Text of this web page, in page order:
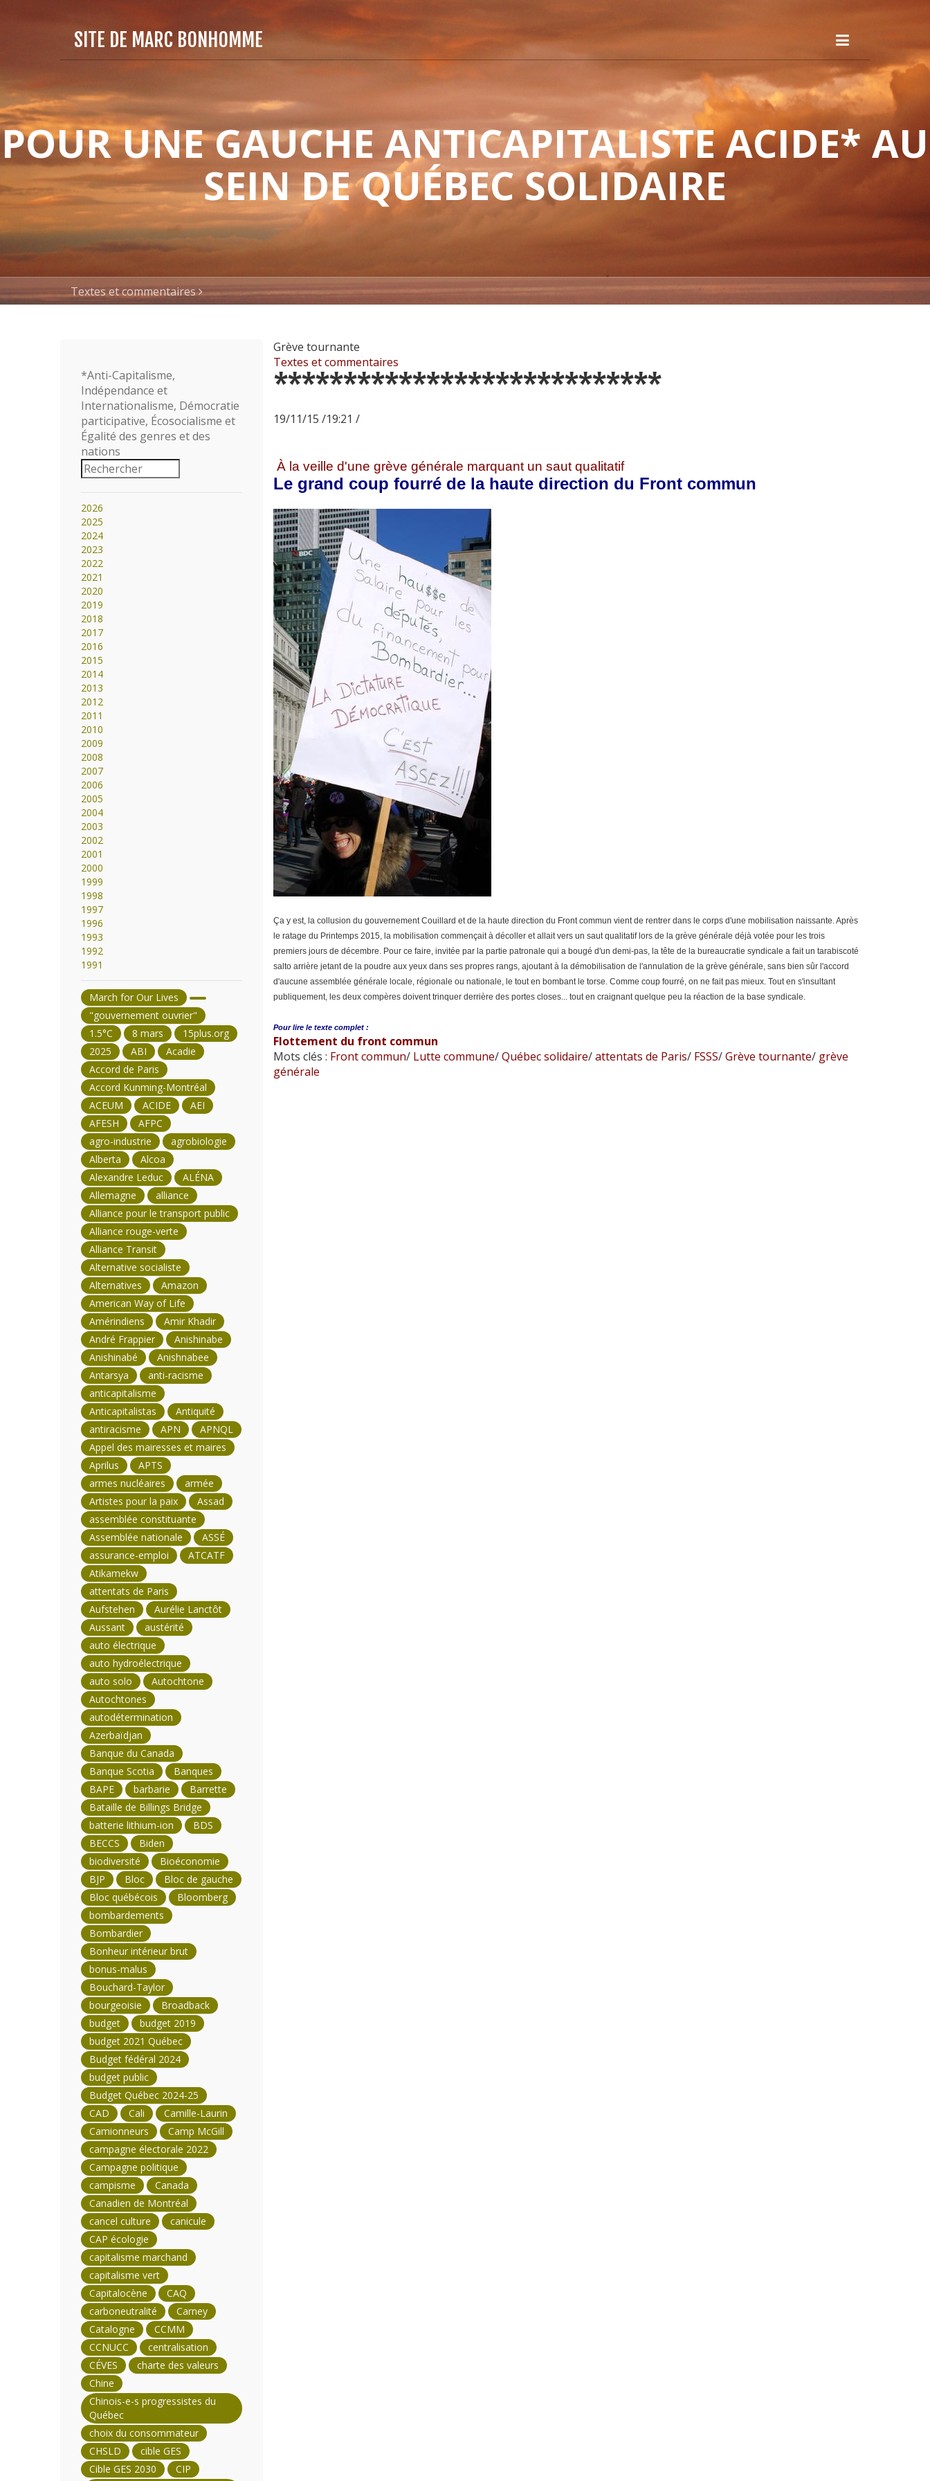
SITE DE MARC BONHOMME
POUR UNE GAUCHE ANTICAPITALISTE ACIDE* AU
SEIN DE QUÉBEC SOLIDAIRE
Textes et commentaires
Grève tournante
Textes et commentaires
****************************
19/11/15 /19:21 /
À la veille d'une grève générale marquant un saut qualitatif
Le grand coup fourré de la haute direction du Front commun
Ça y est, la collusion du gouvernement Couillard et de la haute direction du Front commun vient de rentrer dans le corps d'une mobilisation naissante. Après
le ratage du Printemps 2015, la mobilisation commençait à décoller et allait vers un saut qualitatif lors de la grève générale déjà votée pour les trois
premiers jours de décembre. Pour ce faire, invitée par la partie patronale qui a bougé d'un demi-pas, la tête de la bureaucratie syndicale a fait un tarabiscoté
salto arrière jetant de la poudre aux yeux dans ses propres rangs, ajoutant à la démobilisation de l'annulation de la grève générale, sans bien sûr l'accord
d'aucune assemblée générale locale, régionale ou nationale, le tout en bombant le torse. Comme coup fourré, on ne fait pas mieux. Tout en s'insultant
publiquement, les deux compères doivent trinquer derrière des portes closes... tout en craignant quelque peu la réaction de la base syndicale.
Pour lire le texte complet :
Flottement du front commun
Mots clés : Front commun/Lutte commune/Québec solidaire/attentats de Paris/FSSS/Grève tournante/grève
générale
*Anti-Capitalisme,
Indépendance et
Internationalisme, Démocratie
participative, Écosocialisme et
Égalité des genres et des
nations
2026
2025
2024
2023
2022
2021
2020
2019
2018
2017
2016
2015
2014
2013
2012
2011
2010
2009
2008
2007
2006
2005
2004
2003
2002
2001
2000
1999
1998
1997
1996
1993
1992
1991
March for Our Lives
"gouvernement ouvrier"
1.5°C
8 mars
15plus.org
2025
ABI
Acadie
Accord de Paris
Accord Kunming-Montréal
ACEUM
ACIDE
AEI
AFESH
AFPC
agro-industrie
agrobiologie
Alberta
Alcoa
Alexandre Leduc
ALÉNA
Allemagne
alliance
Alliance pour le transport public
Alliance rouge-verte
Alliance Transit
Alternative socialiste
Alternatives
Amazon
American Way of Life
Amérindiens
Amir Khadir
André Frappier
Anishinabe
Anishinabé
Anishnabee
Antarsya
anti-racisme
anticapitalisme
Anticapitalistas
Antiquité
antiracisme
APN
APNQL
Appel des mairesses et maires
Aprilus
APTS
armes nucléaires
armée
Artistes pour la paix
Assad
assemblée constituante
Assemblée nationale
ASSÉ
assurance-emploi
ATCATF
Atikamekw
attentats de Paris
Aufstehen
Aurélie Lanctôt
Aussant
austérité
auto électrique
auto hydroélectrique
auto solo
Autochtone
Autochtones
autodétermination
Azerbaïdjan
Banque du Canada
Banque Scotia
Banques
BAPE
barbarie
Barrette
Bataille de Billings Bridge
batterie lithium-ion
BDS
BECCS
Biden
biodiversité
Bioéconomie
BJP
Bloc
Bloc de gauche
Bloc québécois
Bloomberg
bombardements
Bombardier
Bonheur intérieur brut
bonus-malus
Bouchard-Taylor
bourgeoisie
Broadback
budget
budget 2019
budget 2021 Québec
Budget fédéral 2024
budget public
Budget Québec 2024-25
CAD
Cali
Camille-Laurin
Camionneurs
Camp McGill
campagne électorale 2022
Campagne politique
campisme
Canada
Canadien de Montréal
cancel culture
canicule
CAP écologie
capitalisme marchand
capitalisme vert
Capitalocène
CAQ
carboneutralité
Carney
Catalogne
CCMM
CCNUCC
centralisation
CÉVES
charte des valeurs
Chine
Chinois-e-s progressistes du
Québec
choix du consommateur
CHSLD
cible GES
Cible GES 2030
CIP